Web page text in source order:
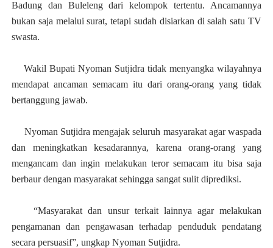
Badung dan Buleleng dari kelompok tertentu. Ancamannya
bukan saja melalui surat, tetapi sudah disiarkan di salah satu TV
swasta.
Wakil Bupati Nyoman Sutjidra tidak menyangka wilayahnya
mendapat ancaman semacam itu dari orang-orang yang tidak
bertanggung jawab.
Nyoman Sutjidra mengajak seluruh masyarakat agar waspada
dan meningkatkan kesadarannya, karena orang-orang yang
mengancam dan ingin melakukan teror semacam itu bisa saja
berbaur dengan masyarakat sehingga sangat sulit diprediksi.
“Masyarakat dan unsur terkait lainnya agar melakukan
pengamanan dan pengawasan terhadap penduduk pendatang
secara persuasif”, ungkap Nyoman Sutjidra.